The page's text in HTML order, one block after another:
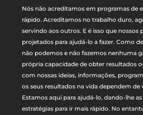
Nós não acreditamos em programas de
rápido. Acreditamos no trabalho duro,
servindo aos outros. E é isso que nossos
projetados para ajudá-lo a fazer. Como
não podemos e não fazemos nenhuma
própria capacidade de obter resultados
com nossas ideias, informações,
os seus resultados na vida dependem de
Estamos aqui para ajudá-lo, dando-lhe
estratégias para ir mais rápido. No